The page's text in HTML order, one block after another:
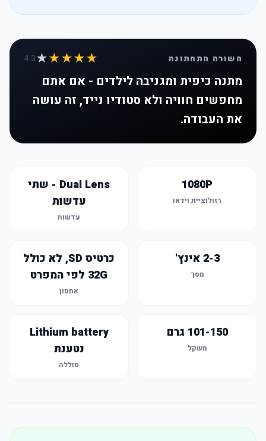
השורה התחתונה ★★★★
★
4.3
מתנה כיפית ומגניבה לילדים - אם אתם
מחפשים חוויה ולא סטודיו נייד, זה עושה
את העבודה.
1080P
רזולוציית וידאו
Dual Lens - שתי
עדשות
עדשות
2-3 אינץ'
מסך
כרטיס SD, לא כולל
32G לפי המפרט
אחסון
101-150 גרם
משקל
Lithium battery
נטענת
סוללה